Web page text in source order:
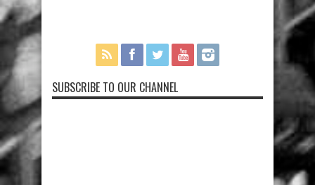
SUBSCRIBE TO OUR CHANNEL